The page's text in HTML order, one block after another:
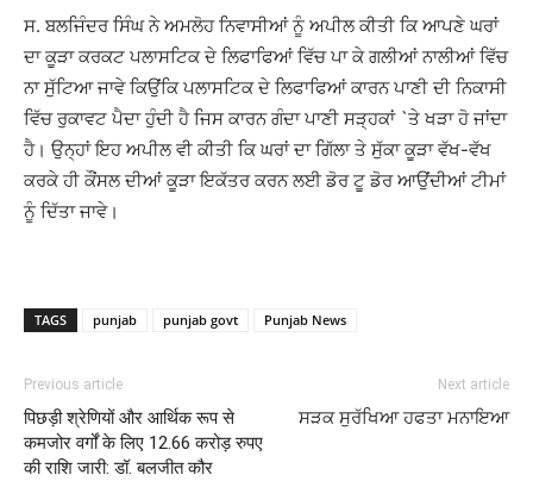
ਸ. ਬਲਜਿੰਦਰ ਸਿੰਘ ਨੇ ਅਮਲੋਹ ਨਿਵਾਸੀਆਂ ਨੂੰ ਅਪੀਲ ਕੀਤੀ ਕਿ ਆਪਣੇ ਘਰਾਂ
ਦਾ ਕੂੜਾ ਕਰਕਟ ਪਲਾਸਟਿਕ ਦੇ ਲਿਫਾਫਿਆਂ ਵਿੱਚ ਪਾ ਕੇ ਗਲੀਆਂ ਨਾਲੀਆਂ ਵਿੱਚ
ਨਾ ਸੁੱਟਿਆ ਜਾਵੇ ਕਿਉਂਕਿ ਪਲਾਸਟਿਕ ਦੇ ਲਿਫਾਫਿਆਂ ਕਾਰਨ ਪਾਣੀ ਦੀ ਨਿਕਾਸੀ
ਵਿੱਚ ਰੁਕਾਵਟ ਪੈਦਾ ਹੁੰਦੀ ਹੈ ਜਿਸ ਕਾਰਨ ਗੰਦਾ ਪਾਣੀ ਸੜ੍ਹਕਾਂ `ਤੇ ਖੜਾ ਹੋ ਜਾਂਦਾ
ਹੈ। ਉਨ੍ਹਾਂ ਇਹ ਅਪੀਲ ਵੀ ਕੀਤੀ ਕਿ ਘਰਾਂ ਦਾ ਗਿੱਲਾ ਤੇ ਸੁੱਕਾ ਕੂੜਾ ਵੱਖ-ਵੱਖ
ਕਰਕੇ ਹੀ ਕੌਂਸਲ ਦੀਆਂ ਕੂੜਾ ਇਕੱਤਰ ਕਰਨ ਲਈ ਡੋਰ ਟੂ ਡੋਰ ਆਉਂਦੀਆਂ ਟੀਮਾਂ
ਨੂੰ ਦਿੱਤਾ ਜਾਵੇ।
TAGS punjab punjab govt Punjab News
Previous article
पिछड़ी श्रेणियों और आर्थिक रूप से
कमजोर वर्गों के लिए 12.66 करोड़ रुपए
की राशि जारी: डॉ. बलजीत कौर
Next article
ਸੜਕ ਸੁਰੱਖਿਆ ਹਫਤਾ ਮਨਾਇਆ